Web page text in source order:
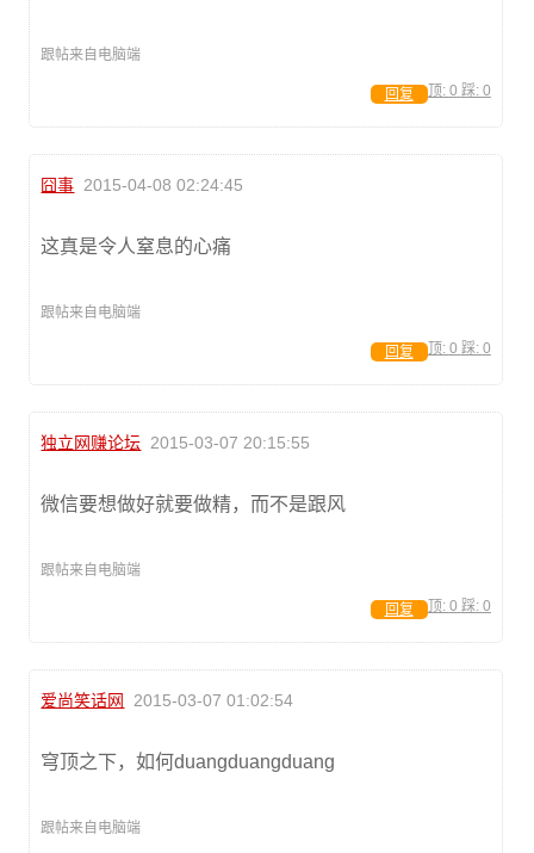
跟帖来自电脑端
顶: 0 踩: 0
回复
囧事 2015-04-08 02:24:45
这真是令人窒息的心痛
跟帖来自电脑端
顶: 0 踩: 0
回复
独立网赚论坛 2015-03-07 20:15:55
微信要想做好就要做精，而不是跟风
跟帖来自电脑端
顶: 0 踩: 0
回复
爱尚笑话网 2015-03-07 01:02:54
穹顶之下，如何duangduangduang
跟帖来自电脑端